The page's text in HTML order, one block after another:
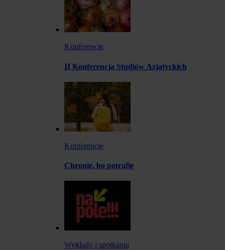
Konferencje
II Konferencja Studiów Azjatyckich
Konferencje
Chronię, bo potrafię
Wykłady i spotkania